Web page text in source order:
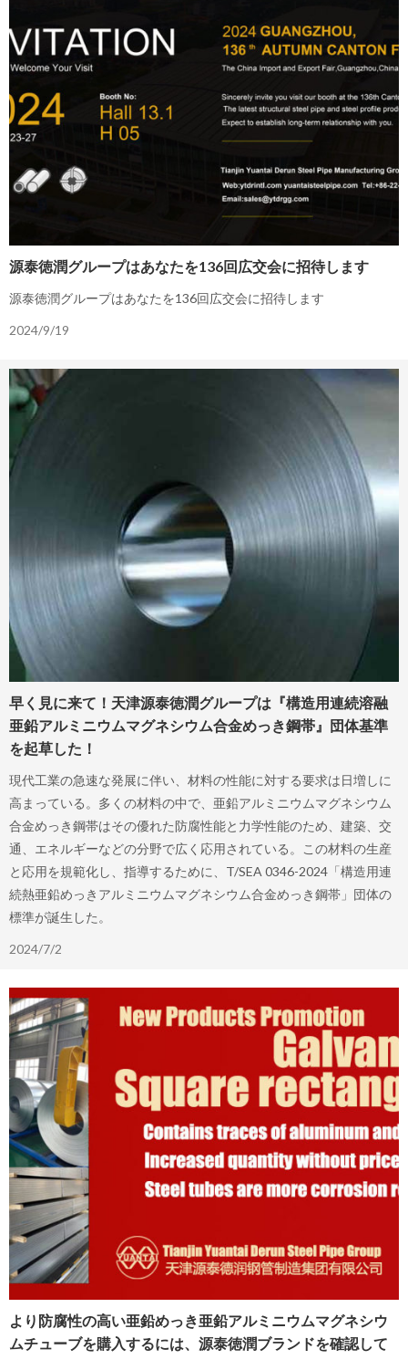
源泰徳潤グループはあなたを136回広交会に招待します
源泰徳潤グループはあなたを136回広交会に招待します
2024/9/19
早く見に来て！天津源泰徳潤グループは『構造用連続溶融
亜鉛アルミニウムマグネシウム合金めっき鋼帯』団体基準
を起草した！
現代工業の急速な発展に伴い、材料の性能に対する要求は日増しに
高まっている。多くの材料の中で、亜鉛アルミニウムマグネシウム
合金めっき鋼帯はその優れた防腐性能と力学性能のため、建築、交
通、エネルギーなどの分野で広く応用されている。この材料の生産
と応用を規範化し、指導するために、T/SEA 0346-2024「構造用連
続熱亜鉛めっきアルミニウムマグネシウム合金めっき鋼帯」団体の
標準が誕生した。
2024/7/2
より防腐性の高い亜鉛めっき亜鉛アルミニウムマグネシウ
ムチューブを購入するには、源泰徳潤ブランドを確認して